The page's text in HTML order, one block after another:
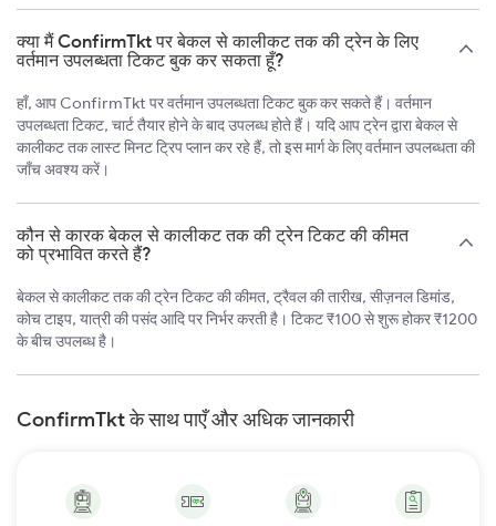
क्या मैं ConfirmTkt पर बेकल से कालीकट तक की ट्रेन के लिए
वर्तमान उपलब्धता टिकट बुक कर सकता हूँ?
हाँ, आप ConfirmTkt पर वर्तमान उपलब्धता टिकट बुक कर सकते हैं। वर्तमान
उपलब्धता टिकट, चार्ट तैयार होने के बाद उपलब्ध होते हैं। यदि आप ट्रेन द्वारा बेकल से
कालीकट तक लास्ट मिनट ट्रिप प्लान कर रहे हैं, तो इस मार्ग के लिए वर्तमान उपलब्धता की
जाँच अवश्य करें।
कौन से कारक बेकल से कालीकट तक की ट्रेन टिकट की कीमत
को प्रभावित करते हैं?
बेकल से कालीकट तक की ट्रेन टिकट की कीमत, ट्रैवल की तारीख, सीज़नल डिमांड,
कोच टाइप, यात्री की पसंद आदि पर निर्भर करती है। टिकट ₹100 से शुरू होकर ₹1200
के बीच उपलब्ध है।
ConfirmTkt के साथ पाएँ और अधिक जानकारी